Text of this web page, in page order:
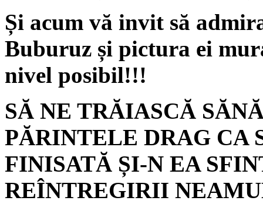
Și acum vă invit să
Buburuz și pictura ei
nivel posibil!!!
SĂ NE TRĂIASCĂ
PĂRINTELE DRAG CA
FINISATĂ ȘI-N EA
REÎNTREGIRII